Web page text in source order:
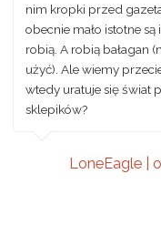
nim kropki przed
obecnie mało istotne są
robią. A robią bałagan
użyć). Ale wiemy
wtedy uratuje się świat
sklepików?
LoneEagle |